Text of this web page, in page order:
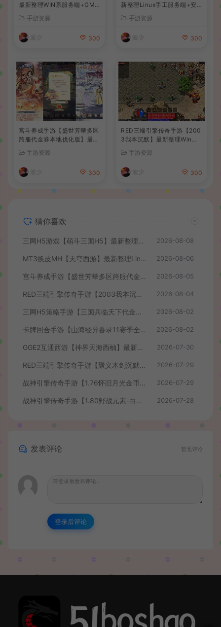
最新整理WIN系服务端+GM
手游资源
波少 300
新整理Linux手工服务端+安
建教程+全套源码+视频教程
手游资源
波少 300
宫斗养成手游【盛世芳華多区
跨服代金券本地优化版】最新
整理单机一键即玩端+Linux
手工服务端+CDK授权后台
+安卓+详细搭建教程
手游资源
波少 300
RED三端引擎传奇手游【200
3我本沉默】最新整理Win系
服务端+安卓苹果PC三端+详
细搭建教程
手游资源
波少 300
猜你喜欢
三网H5游戏【萌斗三国H5】最新整理WIN系服务端+GM后台+详细搭建教程 2026-08-08
MT3换皮MH【天穹西游】最新整理Linux手工服务端+安卓苹果双端+GM后台+详细搭建教程+全套源码+视频教程 2026-08-06
宫斗养成手游【盛世芳華多区跨服代金券本地优化版】最新整理单机一键即玩端+Linux手工服务端+CDK授权后台+安卓+详细搭建教程 2026-08-05
RED三端引擎传奇手游【2003我本沉默】最新整理Win系服务端+安卓苹果PC三端+详细搭建教程 2026-08-04
三网H5策略手游【三国兵临天下代金券内购七合修复版】最新整理单机一键即玩镜像端+Linux手工服务端+管理后台+GM授权后台+简易安卓客户端+详细搭建教程+视频教程 2026-08-02
卡牌回合手游【山海经异兽录11赛季全人物代金券内购版】最新整理WIN系服务端+授权GM后台+管理后台+热更修改工具+安卓+详细搭建教程 2026-08-02
GGE2互通西游【神界天海西柚】最新整理Win系服务端+安卓苹果PC三端+内置GM工具+全套源码+详细搭建教程+视频教程 2026-07-30
RED三端引擎传奇手游【聚义木剑沉默高仿嘟嘟沉默】最新整理Win系服务端+安卓苹果PC三端+详细搭建教程 2026-07-29
战神引擎传奇手游【1.76怀旧月光金币版】最新整理Win系复古服务端+安卓苹果双端+GM授权物品后台+详细搭建教程 2026-07-29
战神引擎传奇手游【1.80野战元素-白猪7.2免授权】最新整理Win系特色服务端+安卓+GM授权物品后台+详细搭建教程 2026-07-28
发表评论 暂无评论
登录后评论